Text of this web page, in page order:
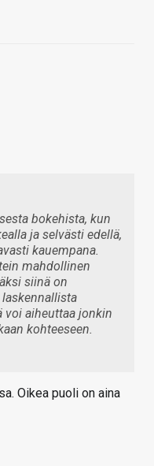
bokehista, kun
ja selvästi edellä,
kauempana.
mahdollinen
siinä on
voi aiheuttaa jonkin
kohteeseen.
Oikea puoli on aina